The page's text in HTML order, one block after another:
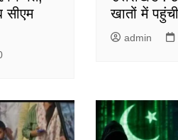
सीएम
खातों में
admin